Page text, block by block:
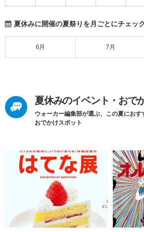
夏休みに開催の夏祭りを月ごとにチェッ
6月 7月
夏休みのイベント・おで
ウォーカー編集部が選ぶ、この夏におす
おでかけスポット